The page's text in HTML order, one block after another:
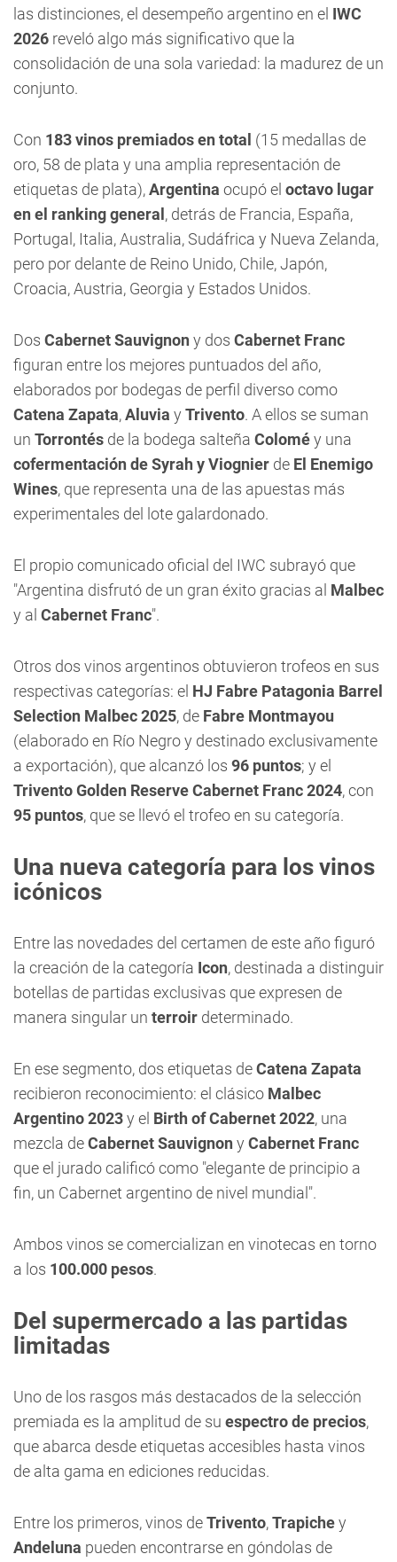
las distinciones, el desempeño argentino en el IWC
2026 reveló algo más significativo que la
consolidación de una sola variedad: la madurez de un
conjunto.
Con 183 vinos premiados en total (15 medallas de
oro, 58 de plata y una amplia representación de
etiquetas de plata),Argentina ocupó el octavo lugar
en el ranking general , detrás de Francia, España,
Portugal, Italia, Australia, Sudáfrica y Nueva Zelanda,
pero por delante de Reino Unido, Chile, Japón,
Croacia, Austria, Georgia y Estados Unidos.
Dos Cabernet Sauvignon y dos Cabernet Franc
figuran entre los mejores puntuados del año,
elaborados por bodegas de perfil diverso como
Catena Zapata,Aluvia y Trivento. A ellos se suman
un Torrontés de la bodega salteña Coloméy una
cofermentación de Syrah y Viognier de El Enemigo
Wines, que representa una de las apuestas más
experimentales del lote galardonado.
El propio comunicado oficial del IWC subrayó que
"Argentina disfrutó de un gran éxito gracias al Malbec
y al Cabernet Franc".
Otros dos vinos argentinos obtuvieron trofeos en sus
respectivas categorías: el HJ Fabre Patagonia Barrel
Selection Malbec 2025, de Fabre Montmayou
(elaborado en Río Negro y destinado exclusivamente
a exportación), que alcanzó los 96 puntos; y el
Trivento Golden Reserve Cabernet Franc 2024, con
95 puntos, que se llevó el trofeo en su categoría.
Una nueva categoría para los vinos
icónicos
Entre las novedades del certamen de este año figuró
la creación de la categoría Icon, destinada a distinguir
botellas de partidas exclusivas que expresen de
manera singular un terroir determinado.
En ese segmento, dos etiquetas deCatena Zapata
recibieron reconocimiento: el clásico Malbec
Argentino 2023y el Birth of Cabernet 2022, una
mezcla deCabernet Sauvignon y Cabernet Franc
que el jurado calificó como "elegante de principio a
fin, un Cabernet argentino de nivel mundial".
Ambos vinos se comercializan en vinotecas en torno
a los 100.000 pesos.
Del supermercado a las partidas
limitadas
Uno de los rasgos más destacados de la selección
premiada es la amplitud de su espectro de precios,
que abarca desde etiquetas accesibles hasta vinos
de alta gama en ediciones reducidas.
Entre los primeros, vinos deTrivento,Trapichey
Andeluna pueden encontrarse en góndolas de